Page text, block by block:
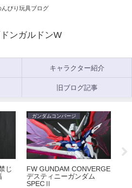
んびり玩具ブログ
ンガルドンW
キャラクター紹介
旧ブログ記事
じ
ガンダムコンバージ
FW GUNDAM CONVERGE
デスティニーガンダム
SPECⅡ